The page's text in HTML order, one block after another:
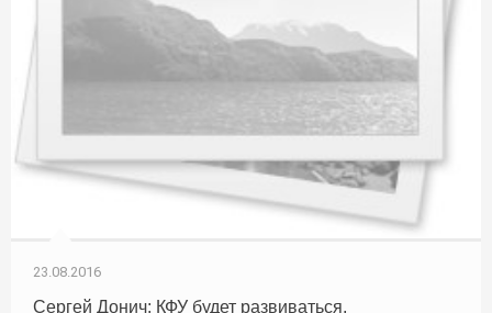
23.08.2016
Сергей Донич: КФУ будет развиваться,